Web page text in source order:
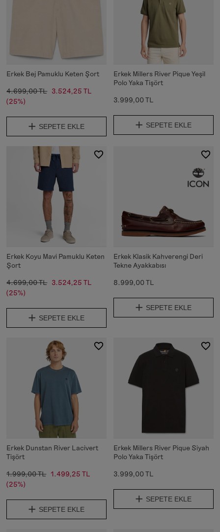
Erkek Bej Pamuklu Keten Şort
4.699,00 TL 3.524,25 TL
(25%)
SEPETE EKLE
Erkek Millers River Pique Yeşil
Polo Yaka Tişört
3.999,00 TL
SEPETE EKLE
Erkek Koyu Mavi Pamuklu Keten
Şort
4.699,00 TL 3.524,25 TL
(25%)
SEPETE EKLE
Erkek Klasik Kahverengi Deri
Tekne Ayakkabısı
8.999,00 TL
SEPETE EKLE
Erkek Dunstan River Lacivert
Tişört
1.999,00 TL 1.499,25 TL
(25%)
SEPETE EKLE
Erkek Millers River Pique Siyah
Polo Yaka Tişört
3.999,00 TL
SEPETE EKLE